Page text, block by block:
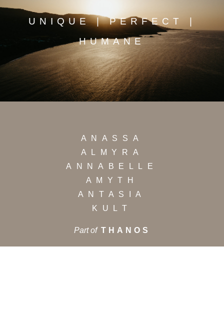
UNIQUE | PERFECT |
HUMANE
ANASSA
ALMYRA
ANNABELLE
AMYTH
ANTASIA
KULT
Part of THANOS